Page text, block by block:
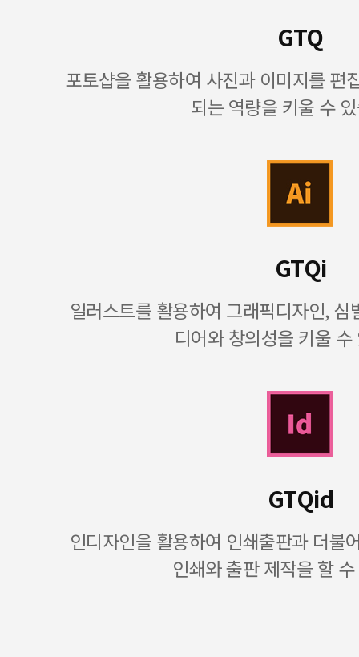
GTQ
포토샵을 활용하여 사진과 이미지를 편
되는 역량을 키울 수
GTQi
일러스트를 활용하여 그래픽디자인,
디어와 창의성을 키울 수
GTQid
인디자인을 활용하여 인쇄출판과 더불
인쇄와 출판 제작을 할